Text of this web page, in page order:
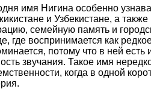
имя Нигина особенно
и Узбекистане, а
семейную память и
где воспринимается как
потому что в ней
звучания. Такое имя
когда в одной